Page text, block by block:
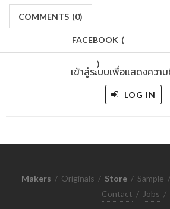
COMMENTS (0)
FACEBOOK (
)
เข้าสู่ระบบเพื่อแสดงควา
LOG IN
Makers / Originals / Store / Sample /
Contact / Jobs /